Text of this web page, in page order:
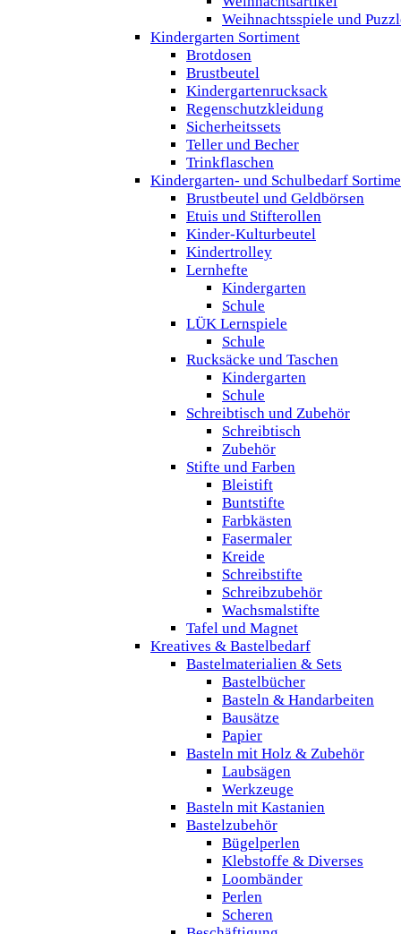
Weihnachtsspiele und
Kindergarten Sortiment
Brotdosen
Brustbeutel
Kindergartenrucksack
Regenschutzkleidung
Sicherheitssets
Teller und Becher
Trinkflaschen
Kindergarten- und Schulbedarf
Brustbeutel und Geldbörsen
Etuis und Stifterollen
Kinder-Kulturbeutel
Kindertrolley
Lernhefte
Kindergarten
Schule
LÜK Lernspiele
Schule
Rucksäcke und Taschen
Kindergarten
Schule
Schreibtisch und Zubehör
Schreibtisch
Zubehör
Stifte und Farben
Bleistift
Buntstifte
Farbkästen
Fasermaler
Kreide
Schreibstifte
Schreibzubehör
Wachsmalstifte
Tafel und Magnet
Kreatives & Bastelbedarf
Bastelmaterialien & Sets
Bastelbücher
Basteln & Handarbeiten
Bausätze
Papier
Basteln mit Holz & Zubehör
Laubsägen
Werkzeuge
Basteln mit Kastanien
Bastelzubehör
Bügelperlen
Klebstoffe & Diverses
Loombänder
Perlen
Scheren